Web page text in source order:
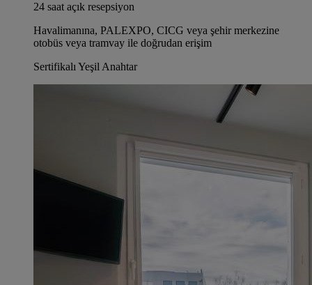
24 saat açık resepsiyon
Havalimanına, PALEXPO, CICG veya şehir merkezine
otobüs veya tramvay ile doğrudan erişim
Sertifikalı Yeşil Anahtar